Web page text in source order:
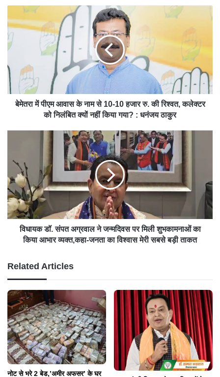
e
बेमेतरा में पीएम आवास के नाम से 10-10 हजार रु. की रिश्वत, कलेक्टर
को निलंबित क्यों नहीं किया गया? : धनंजय ठाकुर
विधायक डॉ. संपत अग्रवाल ने जन्मदिवस पर मिली शुभकामनाओं का
किया आभार व्यक्त,कहा-जनता का विश्वास मेरी सबसे बड़ी ताकत
Related Articles
नोट से भरे 2 बेड,’अमीर अफसर’ के घर